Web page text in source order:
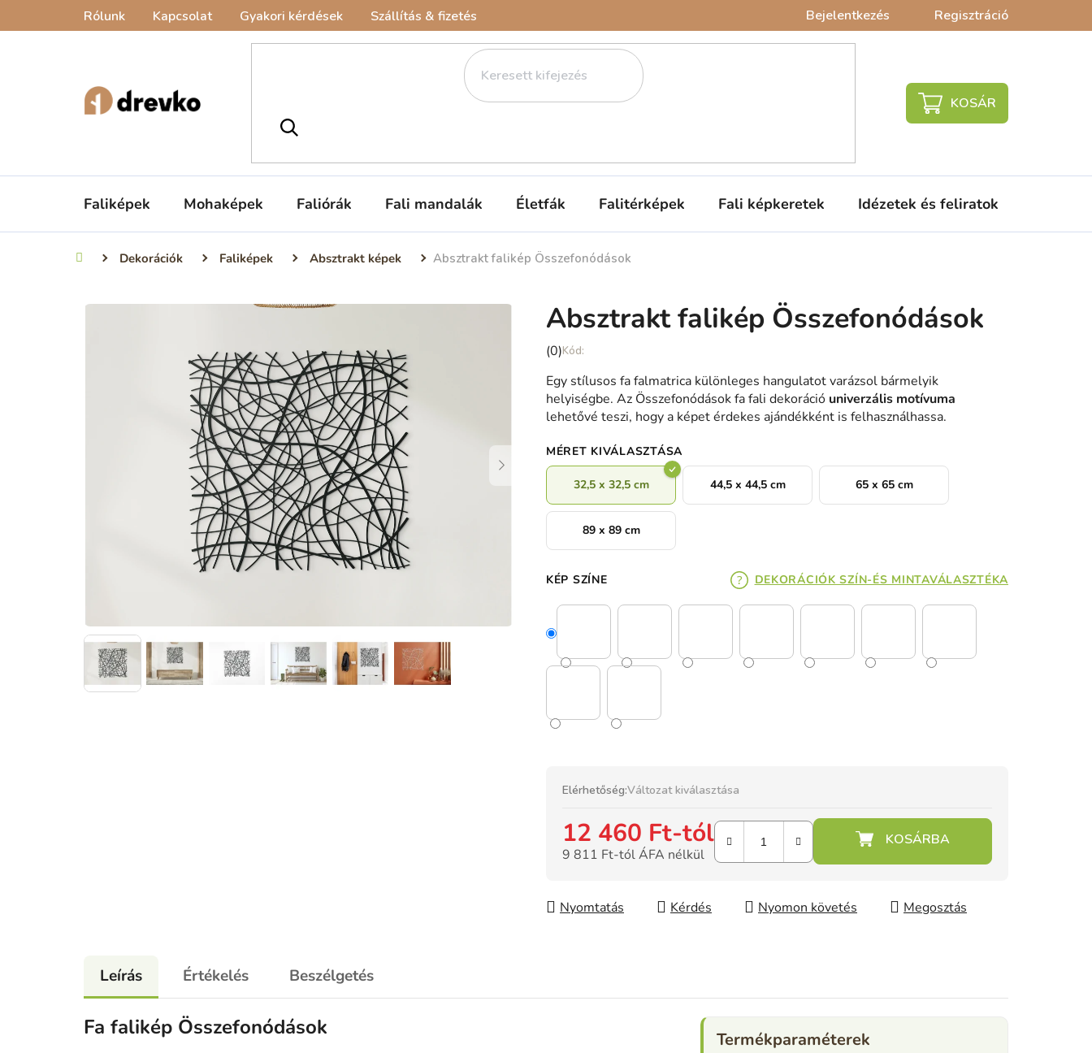
Rólunk Kapcsolat Gyakori kérdések Szállítás & fizetés Bejelentkezés Regisztráció
KOSÁR
Faliképek Mohaképek Faliórák Fali mandalák Életfák Falitérképek Fali képkeretek Idézetek és feliratok
KezdőlapDekorációk Faliképek Absztrakt képek Absztrakt falikép Összefonódások
Absztrakt falikép Összefonódások
A
átlagos
értékelése
5-
ből
0,0
csillag.
(0)
Egy stílusos fa falmatrica különleges hangulatot varázsol bármelyik
helyiségbe. Az Összefonódások fa fali dekoráció univerzális motívuma
lehetővé teszi, hogy a képet érdekes ajándékként is felhasználhassa.
MÉRET KIVÁLASZTÁSA
32,5 x 32,5 cm 44,5 x 44,5 cm 65 x 65 cm
89 x 89 cm
KÉP SZÍNE DEKORÁCIÓK SZÍN-ÉS MINTAVÁLASZTÉKA
Elérhetőség:Változat kiválasztása
12 460 Ft-tól
9 811 Ft-tól ÁFA nélkül
Nyomtatás
Kérdés Nyomon követés Megosztás
Leírás Értékelés Beszélgetés
Fa falikép Összefonódások